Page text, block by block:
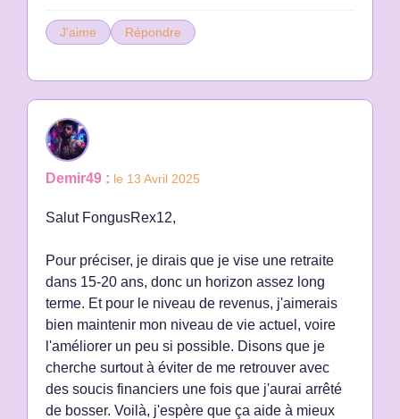
J'aime Répondre
Demir49 : le 13 Avril 2025
Salut FongusRex12,
Pour préciser, je dirais que je vise une retraite
dans 15-20 ans, donc un horizon assez long
terme. Et pour le niveau de revenus, j'aimerais
bien maintenir mon niveau de vie actuel, voire
l'améliorer un peu si possible. Disons que je
cherche surtout à éviter de me retrouver avec
des soucis financiers une fois que j'aurai arrêté
de bosser. Voilà, j'espère que ça aide à mieux